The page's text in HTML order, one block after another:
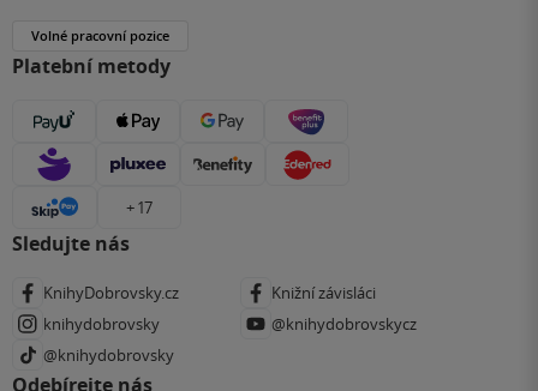
Volné pracovní pozice
Platební metody
+ 17
Sledujte nás
KnihyDobrovsky.cz
Knižní závisláci
knihydobrovsky
@knihydobrovskycz
@knihydobrovsky
Odebírejte nás